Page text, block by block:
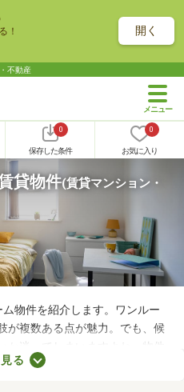
！ 開く
不動産
0
保存した条件
0
お気に入り
貸物件(賃貸マンション・
物件を紹介します。ワンルー
が複数ある点が魅力。でも、候
迷ってしまいますよね。物件
賃などをチェックすることがお
る